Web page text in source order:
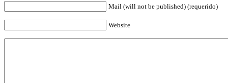
Mail (will not be published) (requerido)
Website